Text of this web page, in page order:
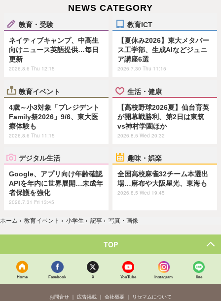
NEWS CATEGORY
教育・受験
ネイティブキャンプ、中高生
向けニュース英語提供…毎日
更新
2026.8.6 Thu 12:15
教育ICT
【夏休み2026】東大メタバー
ス工学部、生成AIなどジュニ
ア講座6選
2026.7.30 Thu 11:15
教育イベント
4歳～小3対象「プレジデント
Family祭2026」9/6、東大医
療体験も
2026.8.6 Thu 11:15
生活・健康
【高校野球2026夏】仙台育英
が開幕戦勝利、第2日は東筑
vs神村学園ほか
2026.8.5 Wed 20:32
デジタル生活
Google、アプリ向け年齢確認
APIを年内に世界展開…未成年
者保護を強化
2026.7.31 Fri 13:45
趣味・娯楽
全国高校麻雀32チーム本選出
場…麻布や大阪星光、東海も
2026.8.5 Wed 19:45
ホーム › 教育イベント › 小学生 › 記事 › 写真・画像
TOP
Home Facebook X YouTube Instagram line
お問合せ 広告掲載 会社概要 リセマムについて